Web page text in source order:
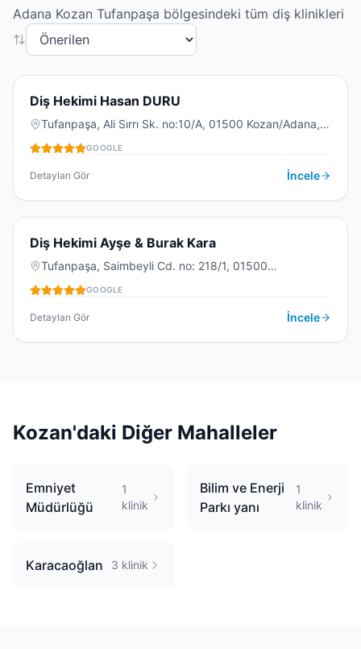
Adana Kozan Tufanpaşa bölgesindeki tüm diş klinikleri
D
DIŞ KLINIĞI
Diş Hekimi Hasan DURU
Tufanpaşa, Ali Sırrı Sk. no:10/A, 01500 Kozan/Adana,
Türkiye
GOOGLE
Detayları Gör İncele
D
DIŞ KLINIĞI
Diş Hekimi Ayşe & Burak Kara
Tufanpaşa, Saimbeyli Cd. no: 218/1, 01500
Kozan/Adana, Türkiye
GOOGLE
Detayları Gör İncele
Kozan'daki Diğer Mahalleler
Emniyet
Müdürlüğü
1
klinik
Bilim ve Enerji
Parkı yanı
1
klinik
Karacaoğlan 3 klinik